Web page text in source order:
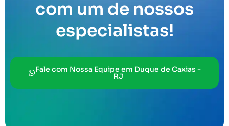
com um de nossos
especialistas!
Fale com Nossa Equipe em Duque de Caxias -
RJ